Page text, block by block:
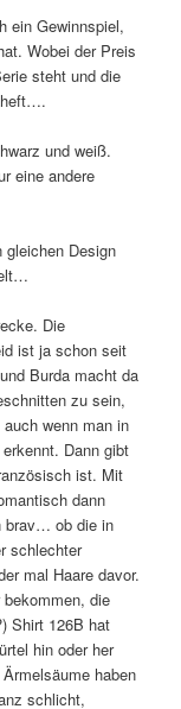
ein Gewinnspiel,
Wobei der Preis
steht und die
und weiß.
eine andere
gleichen Design
Die
ist ja schon seit
Burda macht da
zu sein,
wenn man in
Dann gibt
ist. Mit
dann
brav… ob die in
schlechter
mal Haare davor.
die
Shirt 126B hat
hin oder her
haben
schlicht,